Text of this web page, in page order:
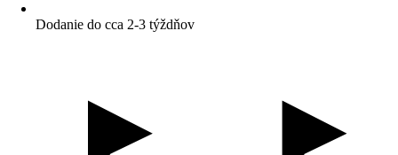
Dodanie do cca 2-3 týždňov